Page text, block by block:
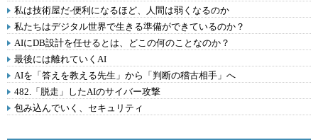
私は技術屋だ-便利になるほど、人間は弱くなるのか
私たちはデジタル世界で生きる準備ができているのか？
AIにDB設計を任せるとは、どこの何のことなのか？
最後には離れていくAI
AIを「答えを教える先生」から「判断の稽古相手」へ
482.「脱走」したAIのサイバー攻撃
包み込んでいく、セキュリティ